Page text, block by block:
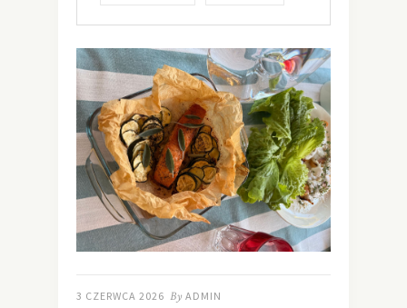
3 CZERWCA 2026 By ADMIN